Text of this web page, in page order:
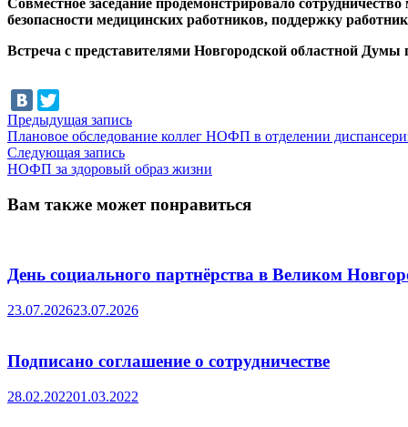
безопасности медицинских работников, поддержку
Встреча с представителями Новгородской областной
Навигация
по
записям
Предыдущая записьПредыдущая
запись:
Плановое обследование коллег НОФП в отделении
Следующая записьСледующая
запись:
НОФП за здоровый образ жизни
Вам также может понравиться
День социального партнёрства в Великом
23.07.202623.07.2026
Подписано соглашение о сотрудничестве
28.02.202201.03.2022